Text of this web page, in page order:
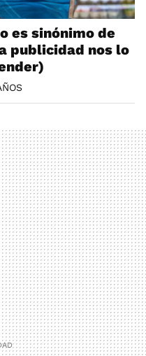
es sinónimo de
publicidad nos lo